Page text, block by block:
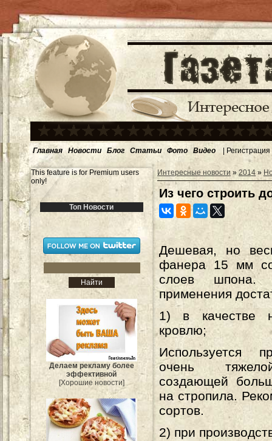
Главная Новости Блог Статьи Фото Видео | Регистрация
This feature is for Premium users
only!
Топ Новости
Делаем рекламу более
эффективной
[Хорошие новости]
Интересные новости » 2014 »
Из чего строить
Дешевая, но
фанера 15 мм
слоев шпона.
применения
1) в качестве
кровлю;
Используется
очень
создающей
на стропила.
сортов.
2) при